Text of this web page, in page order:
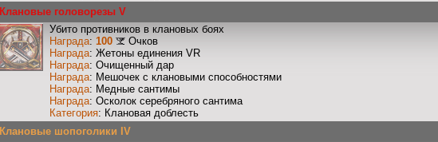
Клановые головорезы V
Убито противников в клановых боях
Награда: 100
Очков
Награда: Жетоны единения VR
Награда: Очищенный дар
Награда: Мешочек с клановыми способностями
Награда: Медные сантимы
Награда: Осколок серебряного сантима
Категория: Клановая доблесть
Клановые шопоголики IV